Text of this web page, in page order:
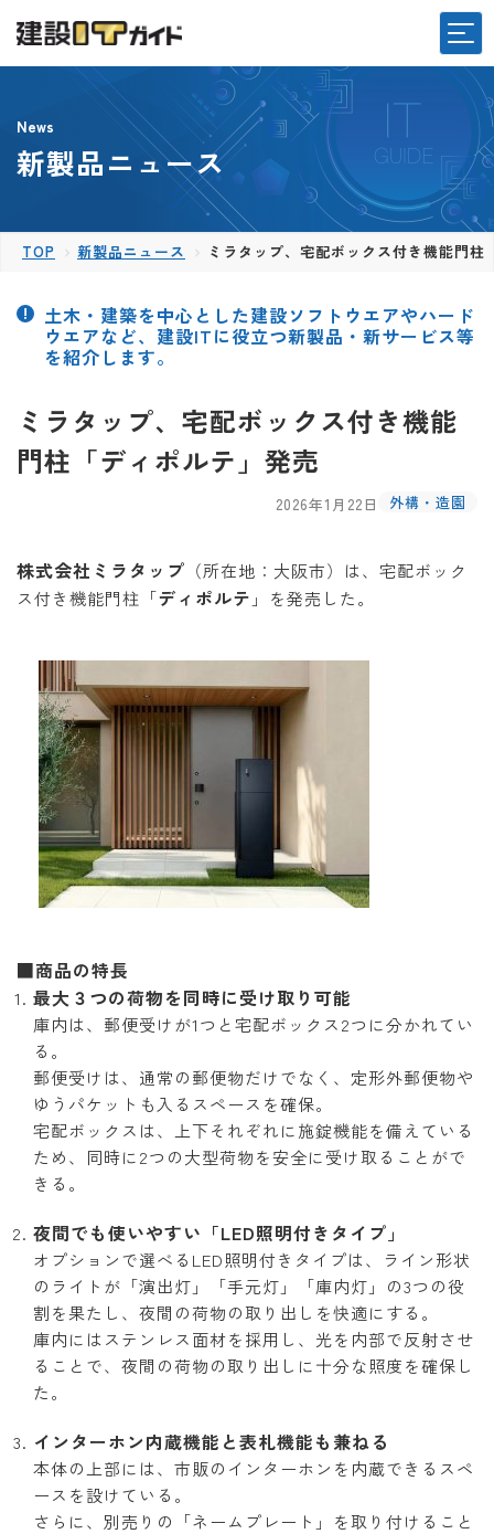
News
新製品ニュース
TOP 新製品ニュース ミラタップ、宅配ボックス付き機能門柱
土木・建築を中心とした建設ソフトウエアやハード
ウエアなど、建設ITに役立つ新製品・新サービス等
を紹介します。
ミラタップ、宅配ボックス付き機能
門柱「ディポルテ」発売
2026年1月22日 外構・造園
株式会社ミラタップ （所在地：大阪市）は、宅配ボック
ス付き機能門柱「ディポルテ 」を発売した。
■商品の特長
最大３つの荷物を同時に受け取り可能
庫内は、郵便受けが1つと宅配ボックス2つに分かれてい
る。
郵便受けは、通常の郵便物だけでなく、定形外郵便物や
ゆうパケットも入るスペースを確保。
宅配ボックスは、上下それぞれに施錠機能を備えている
ため、同時に2つの大型荷物を安全に受け取ることがで
きる。
夜間でも使いやすい「LED照明付きタイプ」
オプションで選べるLED照明付きタイプは、ライン形状
のライトが「演出灯」「手元灯」「庫内灯」の3つの役
割を果たし、夜間の荷物の取り出しを快適にする。
庫内にはステンレス面材を採用し、光を内部で反射させ
ることで、夜間の荷物の取り出しに十分な照度を確保し
た。
インターホン内蔵機能と表札機能も兼ねる
本体の上部には、市販のインターホンを内蔵できるスペ
ースを設けている。
さらに、別売りの「ネームプレート」を取り付けること